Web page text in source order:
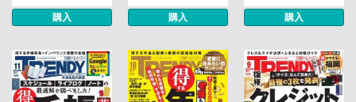
購入 購入 購入